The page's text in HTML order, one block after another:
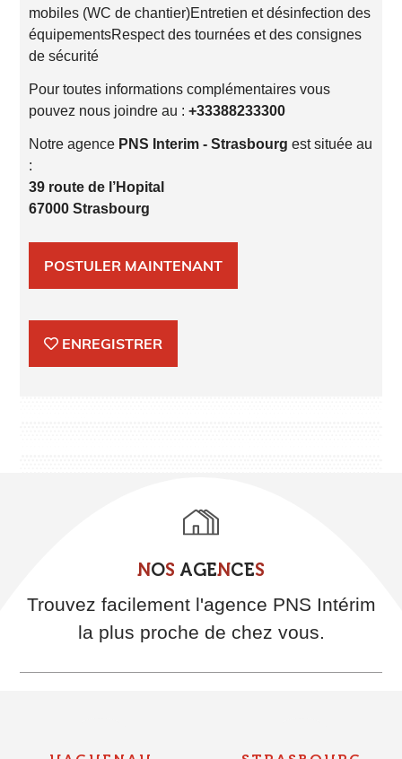
mobiles (WC de chantier)Entretien et désinfection des
équipementsRespect des tournées et des consignes
de sécurité
Pour toutes informations complémentaires vous
pouvez nous joindre au :+33388233300
Notre agence PNS Interim - Strasbourgest située au
:
39 route de l’Hopital
67000 Strasbourg
POSTULER MAINTENANT
ENREGISTRER
NOS AGENCES
Trouvez facilement l'agence PNS Intérim
la plus proche de chez vous.